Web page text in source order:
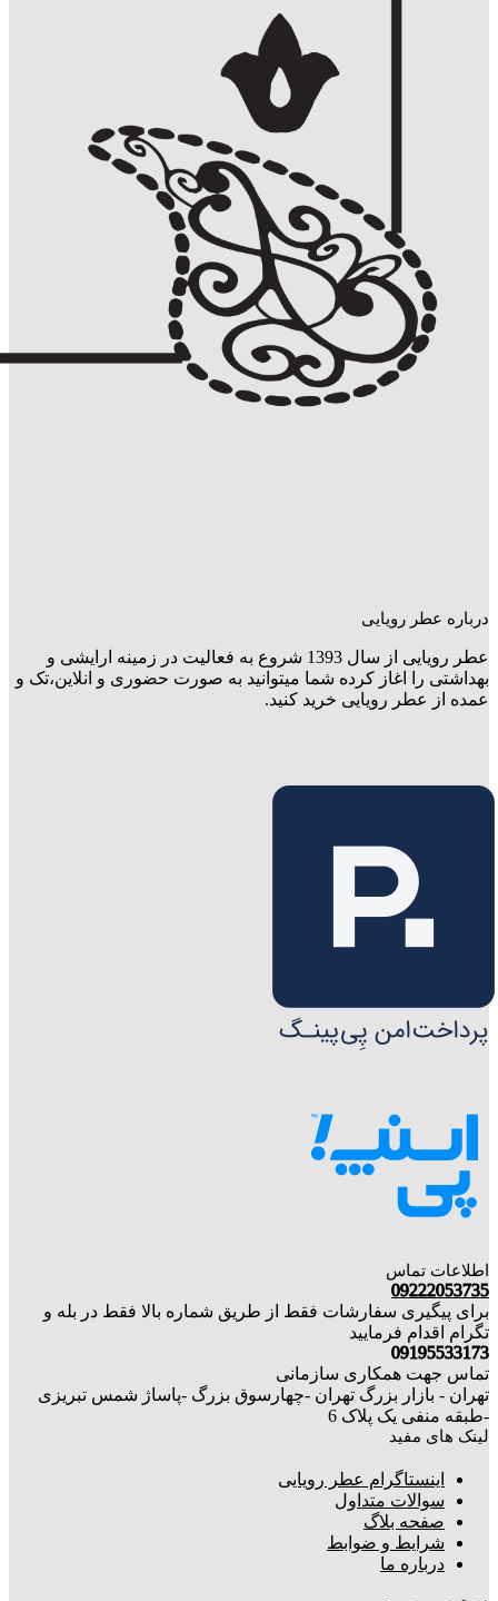
درباره عطر رویایی
عطر رویایی از سال 1393 شروع به فعالیت در زمینه ارایشی و
بهداشتی را اغاز کرده شما میتوانید به صورت حضوری و انلاین،تک و
عمده از عطر رویایی خرید کنید.
اطلاعات تماس
09222053735
برای پیگیری سفارشات فقط از طریق شماره بالا فقط در بله و
تگرام اقدام فرمایید
09195533173
تماس جهت همکاری سازمانی
تهران - بازار بزرگ تهران -چهارسوق بزرگ -پاساژ شمس تبریزی
-طبقه منفی یک پلاک 6
لینک های مفید
اینستاگرام عطر رویایی
سوالات متداول
صفحه بلاگ
شرایط و ضوابط
درباره ما